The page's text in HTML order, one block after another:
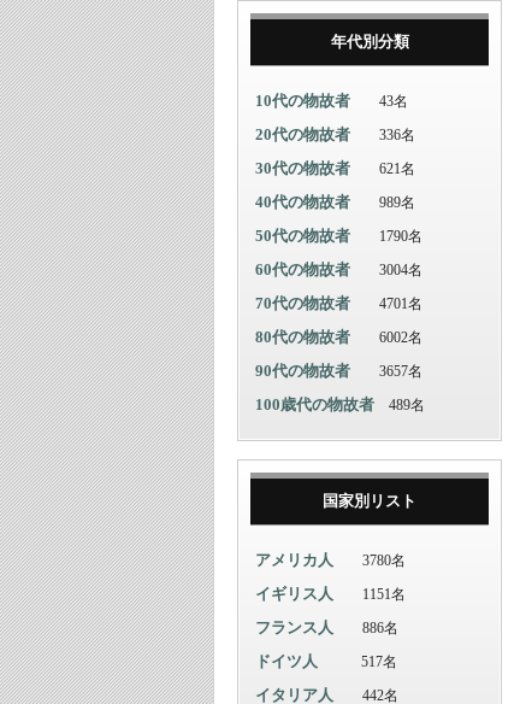
年代別分類
10代の物故者 43名
20代の物故者 336名
30代の物故者 621名
40代の物故者 989名
50代の物故者 1790名
60代の物故者 3004名
70代の物故者 4701名
80代の物故者 6002名
90代の物故者 3657名
100歳代の物故者 489名
国家別リスト
アメリカ人 3780名
イギリス人 1151名
フランス人 886名
ドイツ人 517名
イタリア人 442名